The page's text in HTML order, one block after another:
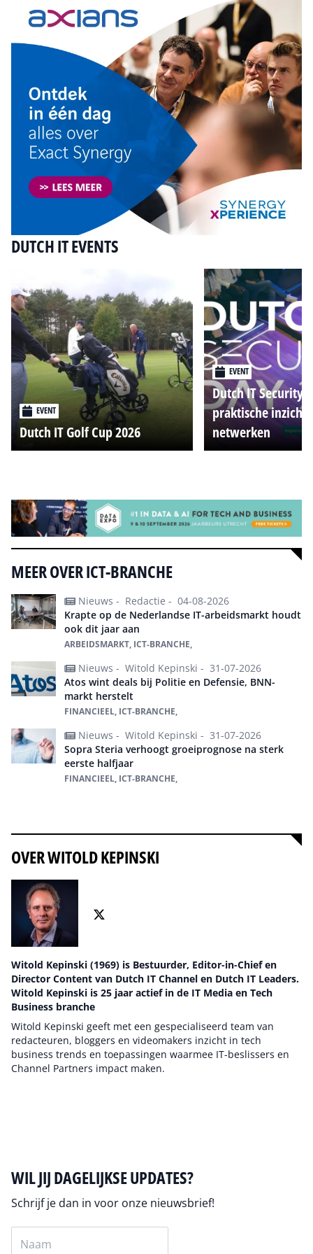
DUTCH IT EVENTS
EVENT
Dutch IT Golf Cup 2026
EVENT
Dutch IT Security
praktische
netwerken
MEER OVER ICT-BRANCHE
Nieuws - Redactie - 04-08-2026
Krapte op de Nederlandse IT-arbeidsmarkt houdt
ook dit jaar aan
ARBEIDSMARKT, ICT-BRANCHE,
Nieuws - Witold Kepinski - 31-07-2026
Atos wint deals bij Politie en Defensie, BNN-
markt herstelt
FINANCIEEL, ICT-BRANCHE,
Nieuws - Witold Kepinski - 31-07-2026
Sopra Steria verhoogt groeiprognose na sterk
eerste halfjaar
FINANCIEEL, ICT-BRANCHE,
OVER WITOLD KEPINSKI
Witold Kepinski (1969) is Bestuurder, Editor-in-Chief en
Director Content van Dutch IT Channel en Dutch IT Leaders.
Witold Kepinski is 25 jaar actief in de IT Media en Tech
Business branche
Witold Kepinski geeft met een gespecialiseerd team van
redacteuren, bloggers en videomakers inzicht in tech
business trends en toepassingen waarmee IT-beslissers en
Channel Partners impact maken.
WIL JIJ DAGELIJKSE UPDATES?
Schrijf je dan in voor onze nieuwsbrief!